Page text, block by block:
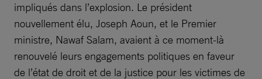
impliqués dans l’explosion. Le président
nouvellement élu, Joseph Aoun, et le Premier
ministre, Nawaf Salam, avaient à ce moment-là
renouvelé leurs engagements politiques en faveur
de l’état de droit et de la justice pour les victimes de